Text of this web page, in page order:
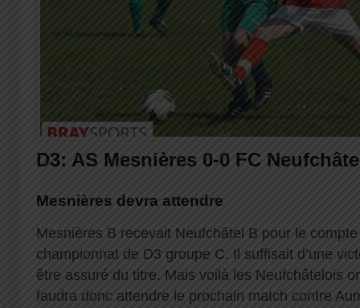
D3: AS Mesnières 0-0 FC
Mesnières devra attendre
Mesnières B recevait Neufchâtel B pour le
championnat de D3 groupe C. Il suffisait d’une
être assuré du titre. Mais voilà les Neufchâtelois
faudra donc attendre le prochain match contre